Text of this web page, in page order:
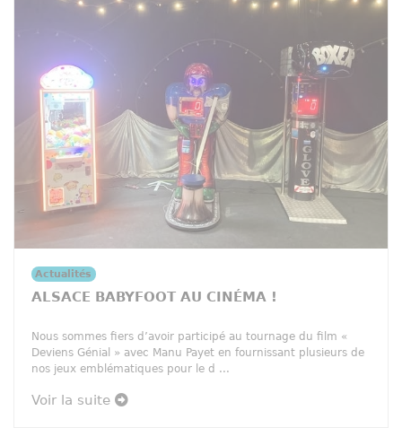
Actualités
ALSACE BABYFOOT AU CINÉMA !
Nous sommes fiers d’avoir participé au tournage du film «
Deviens Génial » avec Manu Payet en fournissant plusieurs de
nos jeux emblématiques pour le d ...
Voir la suite